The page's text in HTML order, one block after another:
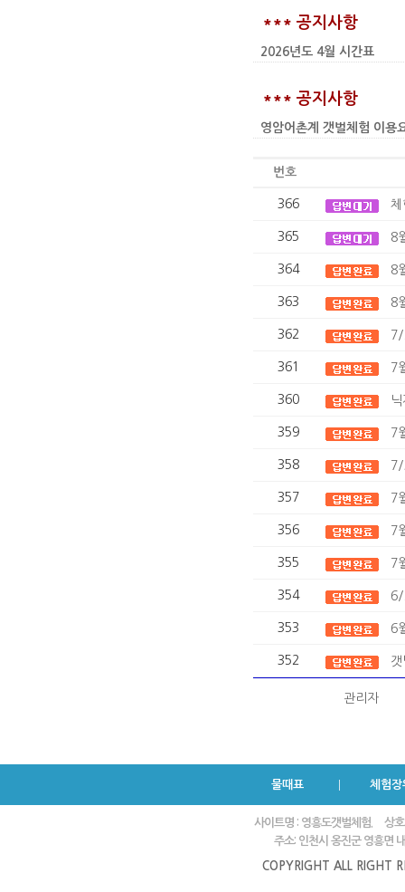
*** 공지사항
2026년도 4월 시간표
*** 공지사항
영암어촌계 갯벌체험 이
번호
366 체
365 8
364 8
363 8
362 7/
361 7
360
359 7
358 7/
357 7
356 7
355 7
354 6/
353 6
352
관리자
물때표 체험장
사이트명 : 영흥도갯벌체험.
상
주소: 인천시 옹진군 영흥면
COPYRIGHT ALL RIGHT